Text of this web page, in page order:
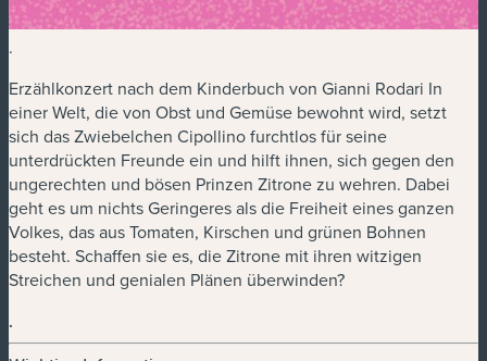
.
Erzählkonzert nach dem Kinderbuch von Gianni Rodari In
einer Welt, die von Obst und Gemüse bewohnt wird, setzt
sich das Zwiebelchen Cipollino furchtlos für seine
unterdrückten Freunde ein und hilft ihnen, sich gegen den
ungerechten und bösen Prinzen Zitrone zu wehren. Dabei
geht es um nichts Geringeres als die Freiheit eines ganzen
Volkes, das aus Tomaten, Kirschen und grünen Bohnen
besteht. Schaffen sie es, die Zitrone mit ihren witzigen
Streichen und genialen Plänen überwinden?
.